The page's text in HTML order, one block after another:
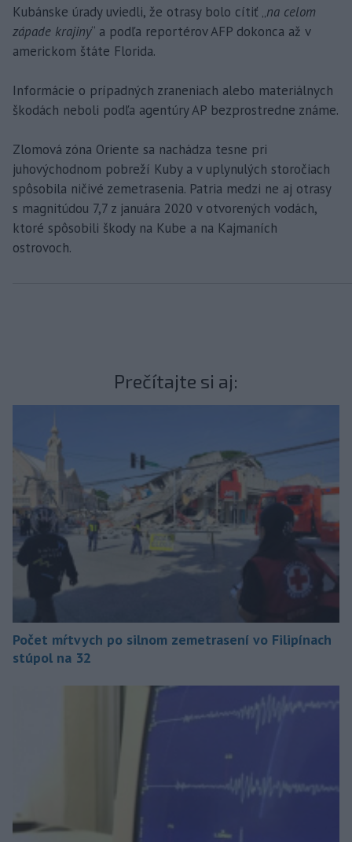
Kubánske úrady uviedli, že otrasy bolo cítiť „na celom
západe krajiny“ a podľa reportérov AFP dokonca až v
americkom štáte Florida.
Informácie o prípadných zraneniach alebo materiálnych
škodách neboli podľa agentúry AP bezprostredne známe.
Zlomová zóna Oriente sa nachádza tesne pri
juhovýchodnom pobreží Kuby a v uplynulých storočiach
spôsobila ničivé zemetrasenia. Patria medzi ne aj otrasy
s magnitúdou 7,7 z januára 2020 v otvorených vodách,
ktoré spôsobili škody na Kube a na Kajmaních
ostrovoch.
Prečítajte si aj:
Počet mŕtvych po silnom zemetrasení vo Filipínach
stúpol na 32